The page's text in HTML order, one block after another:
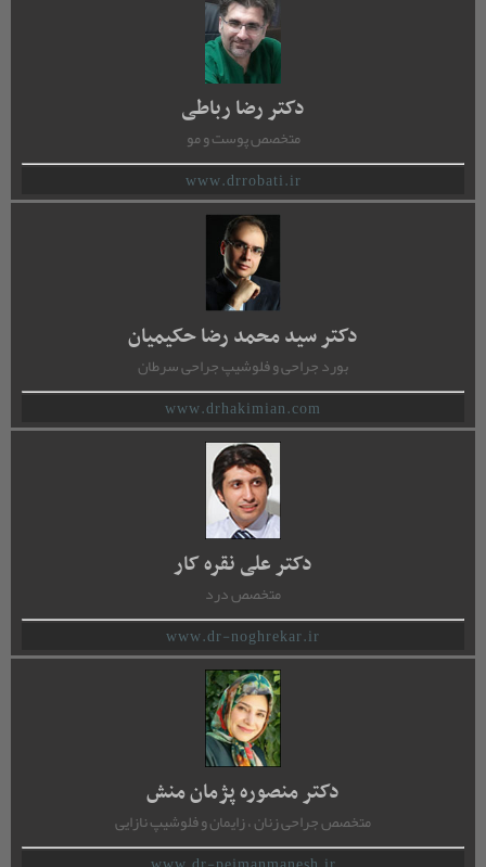
دکتر رضا رباطی
متخصص پوست و مو
www.drrobati.ir
دکتر سید محمد رضا حکیمیان
بورد جراحی و فلوشیپ جراحی سرطان
www.drhakimian.com
دکتر علی نقره کار
متخصص درد
www.dr-noghrekar.ir
دکتر منصوره پژمان منش
متخصص جراحی زنان ، زایمان و فلوشیپ نازایی